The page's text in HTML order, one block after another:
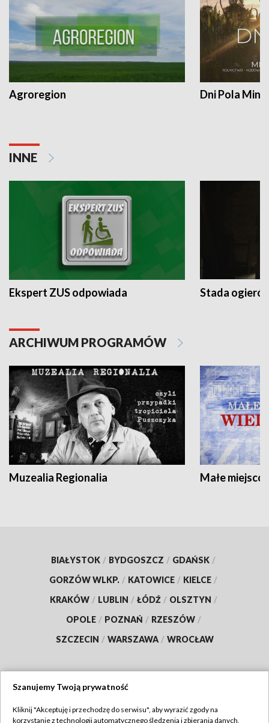
Agroregion Dni Pola
INNE
Ekspert ZUS odpowiada Stada
ARCHIWUM PROGRAMÓW
Muzealia Regionalia Małe
BIAŁYSTOK / BYDGOSZCZ / GDAŃSK /
GORZÓW WLKP. / KATOWICE / KIELCE /
KRAKÓW / LUBLIN / ŁÓDŹ / OLSZTYN /
OPOLE / POZNAŃ / RZESZÓW /
SZCZECIN / WARSZAWA / WROCŁAW
Szanujemy Twoją prywatność
Kliknij "Akceptuję i przechodzę do serwisu", aby wyrazić zgody na
korzystanie z technologii automatycznego śledzenia i zbierania danych,